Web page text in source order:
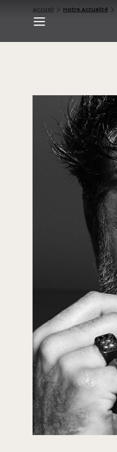
Accueil Notre Actualité